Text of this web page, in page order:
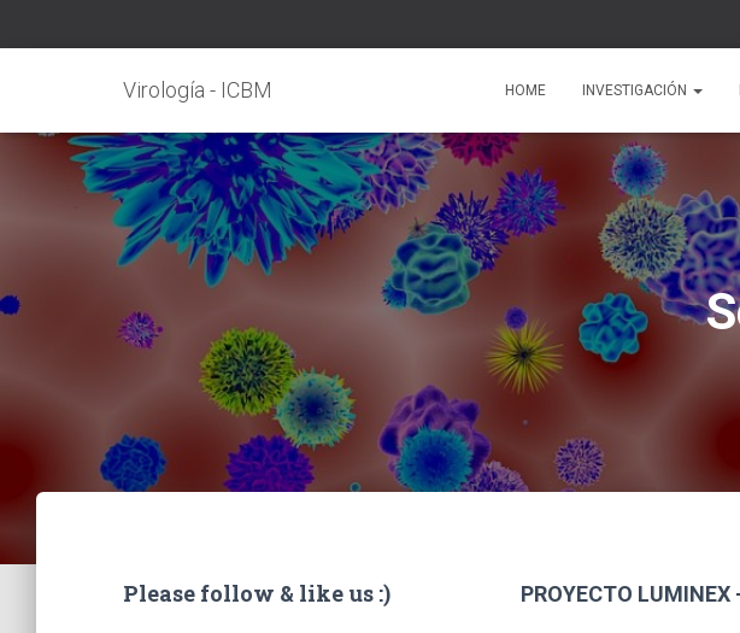
Virología - ICBM HOME INVESTIGACIÓN
Please follow & like us :) PROYECTO